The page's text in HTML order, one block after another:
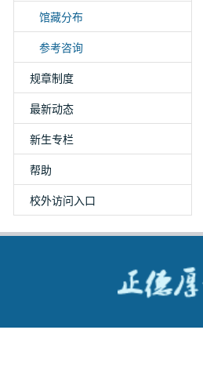
馆藏分布
参考咨询
规章制度
最新动态
新生专栏
帮助
校外访问入口